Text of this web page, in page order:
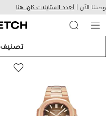
التخطي
للمحتوى
الرئيسي
وصلنا الآن | أجدد الستايلات كلها هنا
تصنيف